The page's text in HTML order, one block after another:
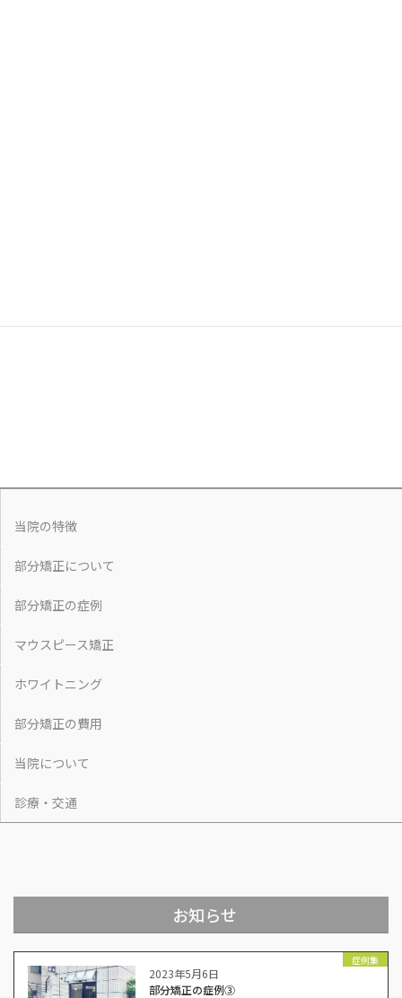
当院の特徴
部分矯正について
部分矯正の症例
マウスピース矯正
ホワイトニング
部分矯正の費用
当院について
診療・交通
お知らせ
2023年5月6日
症例集
部分矯正の症例③